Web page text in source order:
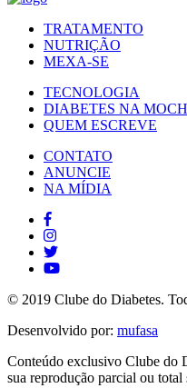
TRATAMENTO
NUTRIÇÃO
MEXA-SE
TECNOLOGIA
DIABETES NA
QUEM ESCREVE
CONTATO
ANUNCIE
NA MÍDIA
© 2019 Clube do Diabetes.
Desenvolvido por: mufasa
Conteúdo exclusivo Clube do
sua reprodução parcial ou